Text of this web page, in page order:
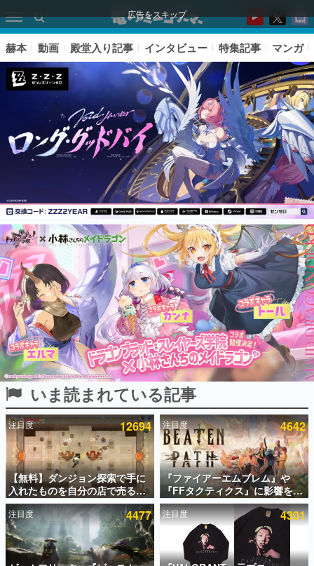
広告をスキップ
ピックアップ
電ファミのいま読まれている記事ランキング
アプリセール情報
インタビュー
連載・特集一覧
殿堂入り記事
SNS拡散数が数千以上！ ページビュー数万以上！ などな
ど。多くの人々に読まれた、電ファミ渾身の“殿堂入り”記
事をまとめました。
ゲームの企画書
名作ゲームクリエイターの方々に製作時のエピソードをお
聞きし、ヒットする企画（ゲーム）とは何か？を探ってい
きます。
赫本
この物語を解いてはいけない。『赫本』は、〈試験問題〉
の形をした短編ホラー小説集です。
新世代に訊く
赫本 動画 殿堂入り記事 インタビュー 特集記事 マンガ
いま読まれている記事
注目度 12694
【無料】ダンジョン探索で手に
入れたものを自分の店で売るゲ
ーム『Moonlighter』がSteam
にて無料配布中！続編
『Moonlighter 2』の9月2日正
式リリースを記念したキャンペ
ーン
注目度 4642
『ファイアーエムブレム』や
『FFタクティクス』に影響を受
けた新作戦略RPG『Beaten
Path』2027年に発売へ。
PC（Steam）、PS5、Xbox、
Switch向けにリリース予定
注目度 4477 注目度 4301